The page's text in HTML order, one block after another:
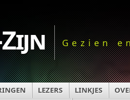
Gezien
LEZERS LINKJES